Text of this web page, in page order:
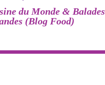
du Monde & Balades
(Blog Food)